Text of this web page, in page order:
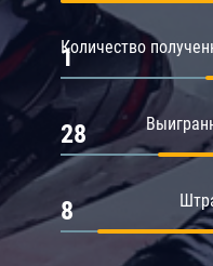
Количество
1
28
8